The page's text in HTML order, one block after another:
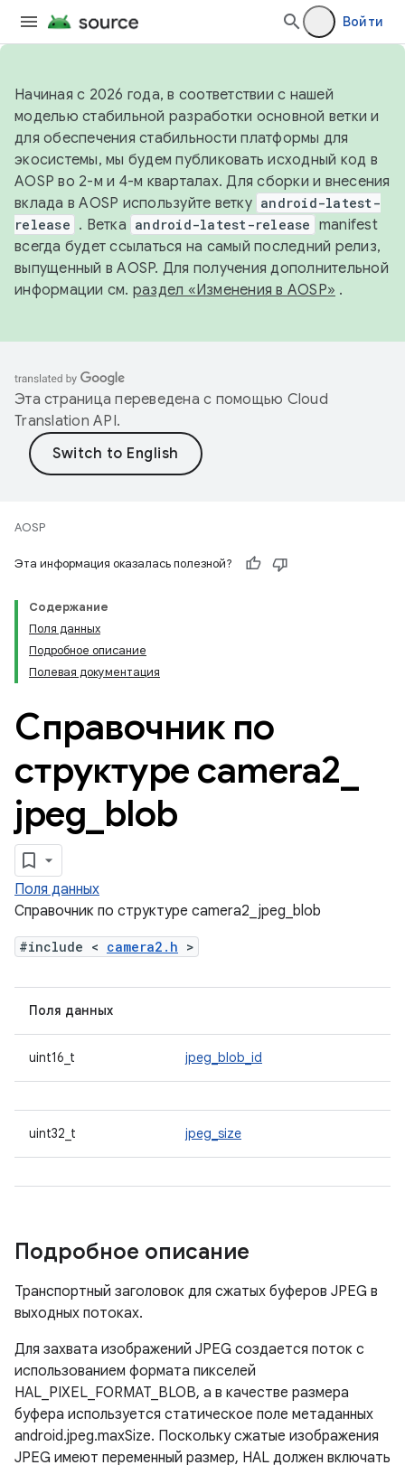
Войти
Начиная с 2026 года, в соответствии с нашей
моделью стабильной разработки основной ветки и
для обеспечения стабильности платформы для
экосистемы, мы будем публиковать исходный код в
AOSP во 2-м и 4-м кварталах. Для сборки и внесения
вклада в AOSP используйте ветку android-latest-
release . Ветка android-latest-release manifest
всегда будет ссылаться на самый последний релиз,
выпущенный в AOSP. Для получения дополнительной
информации см. раздел «Изменения в AOSP» .
Эта страница переведена с помощью Cloud
Translation API.
AOSP
Эта информация оказалась полезной?
Содержание
Поля данных
Подробное описание
Полевая документация
Справочник по
структуре camera2
jpeg blob
Поля данных
Справочник по структуре camera2_jpeg_blob
#include < camera2.h >
Поля данных
uint16_t jpeg_blob_id
uint32_t jpeg_size
Подробное описание
Транспортный заголовок для сжатых буферов JPEG в
выходных потоках.
Для захвата изображений JPEG создается поток с
использованием формата пикселей
HAL_PIXEL_FORMAT_BLOB, а в качестве размера
буфера используется статическое поле метаданных
android.jpeg.maxSize. Поскольку сжатые изображения
JPEG имеют переменный размер, HAL должен включать